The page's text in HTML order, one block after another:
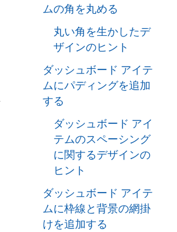
ムの角を丸める
丸い角を生かしたデ
ザインのヒント
ダッシュボード アイテ
ムにパディングを追加
する
ダッシュボード アイ
テムのスペーシング
に関するデザインの
ヒント
ダッシュボード アイテ
ムに枠線と背景の網掛
けを追加する